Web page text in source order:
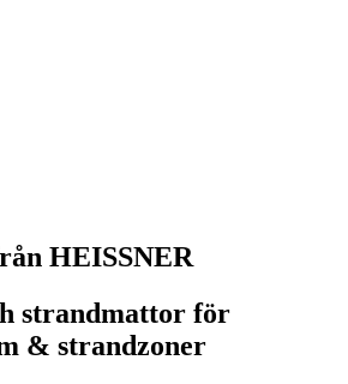
HEISSNER
strandmattor för
& strandzoner